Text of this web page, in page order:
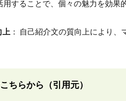
用することで、個々の魅力を効果
上 ： 自己紹介文の質向上により
ちらから（引用元）